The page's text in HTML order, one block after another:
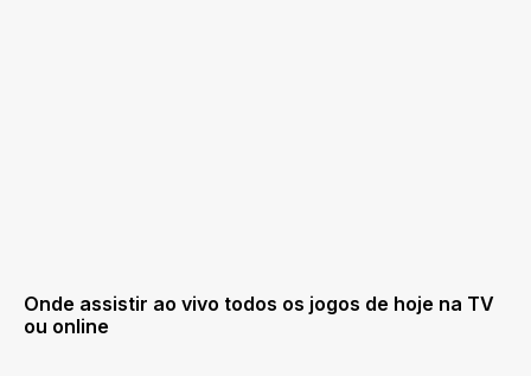
Onde assistir ao vivo todos os jogos de hoje na TV
ou online